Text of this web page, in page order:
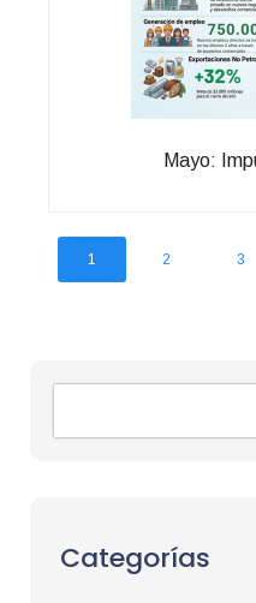
Mayo:
1 2 3
Categorías